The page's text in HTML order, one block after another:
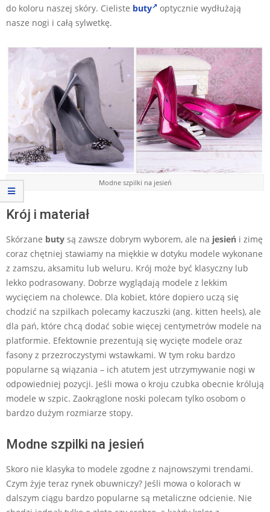
do koloru naszej skóry. Cieliste buty
optycznie wydłużają
nasze nogi i całą sylwetkę.
Modne szpilki na jesień
Krój i materiał
Skórzane buty są zawsze dobrym wyborem, ale na jesień i zimę
coraz chętniej stawiamy na miękkie w dotyku modele wykonane
z zamszu, aksamitu lub weluru. Krój może być klasyczny lub
lekko podrasowany. Dobrze wyglądają modele z lekkim
wycięciem na cholewce. Dla kobiet, które dopiero uczą się
chodzić na szpilkach polecamy kaczuszki (ang. kitten heels), ale
dla pań, które chcą dodać sobie więcej centymetrów modele na
platformie. Efektownie prezentują się wycięte modele oraz
fasony z przezroczystymi wstawkami. W tym roku bardzo
popularne są wiązania – ich atutem jest utrzymywanie nogi w
odpowiedniej pozycji. Jeśli mowa o kroju czubka obecnie królują
modele w szpic. Zaokrąglone noski polecam tylko osobom o
bardzo dużym rozmiarze stopy.
Modne szpilki na jesień
Skoro nie klasyka to modele zgodne z najnowszymi trendami.
Czym żyje teraz rynek obuwniczy? Jeśli mowa o kolorach w
dalszym ciągu bardzo popularne są metaliczne odcienie. Nie